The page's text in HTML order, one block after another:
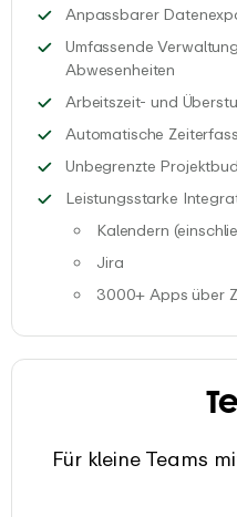
Anpassbarer
Umfassende
Abwesenheiten
Arbeitszeit- und
Automatische
Unbegrenzte
Leistungsstarke
Kalendern
Jira
3000+ Apps über
Für kleine Teams